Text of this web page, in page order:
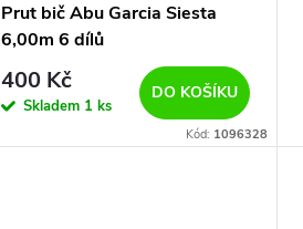
Prut bič Abu Garcia Siesta
6,00m 6 dílů
400 Kč
Skladem 1 ks
DO KOŠÍKU
Kód: 1096328